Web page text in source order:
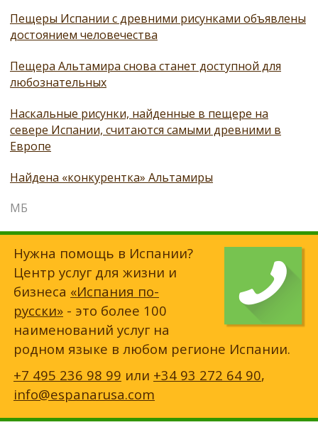
Пещеры Испании с древними рисунками объявлены
достоянием человечества
Пещера Альтамира снова станет доступной для
любознательных
Наскальные рисунки, найденные в пещере на
севере Испании, считаются самыми древними в
Европе
Найдена «конкурентка» Альтамиры
МБ
Нужна помощь в Испании?
Центр услуг для жизни и
бизнеса «Испания по-
русски» - это более 100
наименований услуг на
родном языке в любом регионе Испании.
+7 495 236 98 99 или +34 93 272 64 90,
info@espanarusa.com